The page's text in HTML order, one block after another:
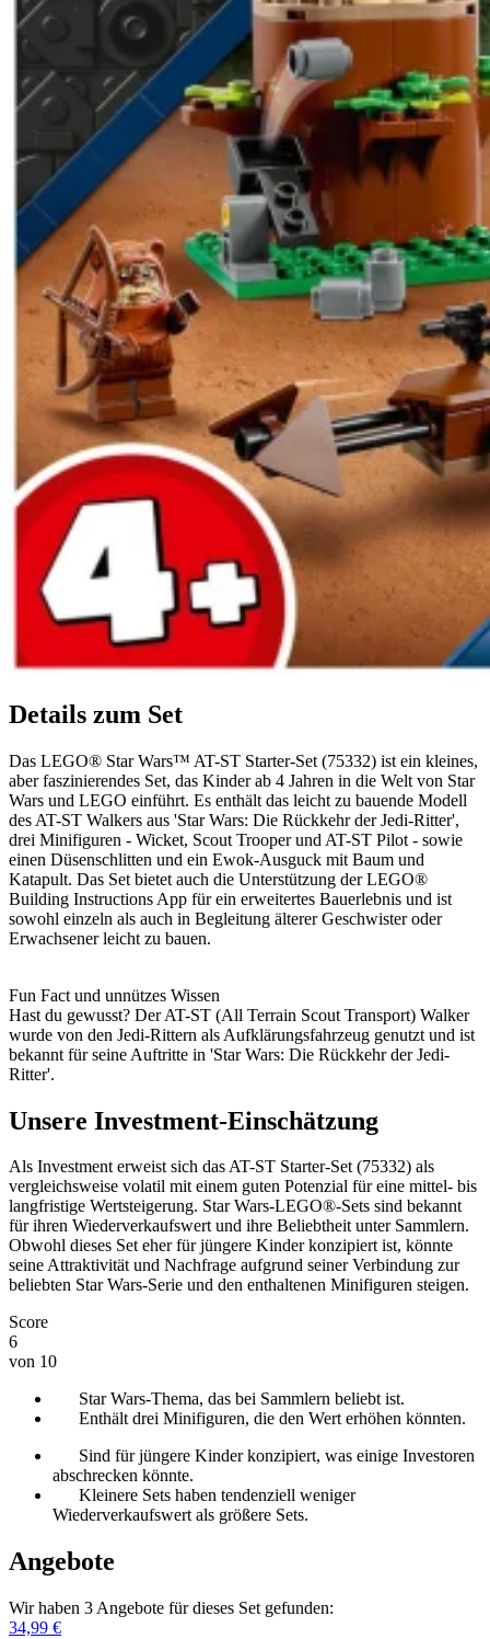
Details zum Set
Das LEGO® Star Wars™ AT-ST Starter-Set (75332) ist ein kleines,
aber faszinierendes Set, das Kinder ab 4 Jahren in die Welt von Star
Wars und LEGO einführt. Es enthält das leicht zu bauende Modell
des AT-ST Walkers aus 'Star Wars: Die Rückkehr der Jedi-Ritter',
drei Minifiguren - Wicket, Scout Trooper und AT-ST Pilot - sowie
einen Düsenschlitten und ein Ewok-Ausguck mit Baum und
Katapult. Das Set bietet auch die Unterstützung der LEGO®
Building Instructions App für ein erweitertes Bauerlebnis und ist
sowohl einzeln als auch in Begleitung älterer Geschwister oder
Erwachsener leicht zu bauen.
Fun Fact und unnützes Wissen
Hast du gewusst? Der AT-ST (All Terrain Scout Transport) Walker
wurde von den Jedi-Rittern als Aufklärungsfahrzeug genutzt und ist
bekannt für seine Auftritte in 'Star Wars: Die Rückkehr der Jedi-
Ritter'.
Unsere Investment-Einschätzung
Als Investment erweist sich das AT-ST Starter-Set (75332) als
vergleichsweise volatil mit einem guten Potenzial für eine mittel- bis
langfristige Wertsteigerung. Star Wars-LEGO®-Sets sind bekannt
für ihren Wiederverkaufswert und ihre Beliebtheit unter Sammlern.
Obwohl dieses Set eher für jüngere Kinder konzipiert ist, könnte
seine Attraktivität und Nachfrage aufgrund seiner Verbindung zur
beliebten Star Wars-Serie und den enthaltenen Minifiguren steigen.
Score
6
von 10
Star Wars-Thema, das bei Sammlern beliebt ist.
Enthält drei Minifiguren, die den Wert erhöhen könnten.
Sind für jüngere Kinder konzipiert, was einige Investoren
abschrecken könnte.
Kleinere Sets haben tendenziell weniger
Wiederverkaufswert als größere Sets.
Angebote
Wir haben 3 Angebote für dieses Set gefunden:
34,99 €